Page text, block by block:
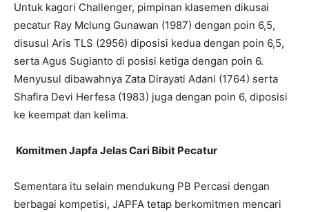
Untuk kagori Challenger, pimpinan klasemen dikusai
pecatur Ray Mclung Gunawan (1987) dengan poin 6,5,
disusul Aris TLS (2956) diposisi kedua dengan poin 6,5,
serta Agus Sugianto di posisi ketiga dengan poin 6.
Menyusul dibawahnya Zata Dirayati Adani (1764) serta
Shafira Devi Herfesa (1983) juga dengan poin 6, diposisi
ke keempat dan kelima.
Komitmen Japfa Jelas Cari Bibit Pecatur
Sementara itu selain mendukung PB Percasi dengan
berbagai kompetisi, JAPFA tetap berkomitmen mencari